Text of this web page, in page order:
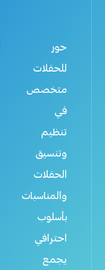
حور
للحفلات
متخصص
في
تنظيم
وتنسيق
الحفلات
والمناسبات
بأسلوب
احترافي
يجمع